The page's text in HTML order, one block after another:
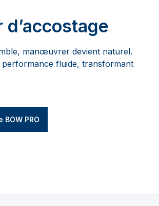
manœuvrer devient naturel.
performance fluide, transformant
PRO